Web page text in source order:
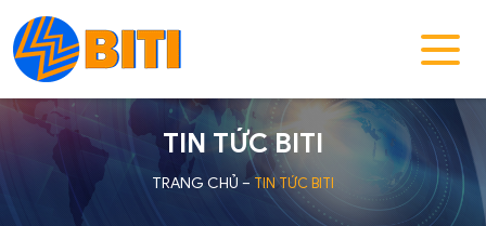
TIN TỨC BITI
TRANG CHỦ – TIN TỨC BITI